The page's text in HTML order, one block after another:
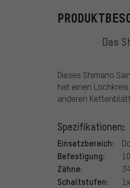
Das
Dieses Shimano
hat einen
anderen
Spezifikationen:
Einsatzbereich:
Befestigung:
Zähne:
Schaltstufen: